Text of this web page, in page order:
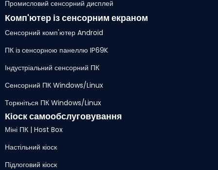
Промисловий сенсорний дисплей
Комп'ютер із сенсорним екраном
Сенсорний комп'ютер Android
ПК із сенсорною панеллю IP69K
Індустріальний сенсорний ПК
Сенсорний ПК Windows/Linux
Торкніться ПК Windows/Linux
Кіоск самообслуговування
Міні ПК | Host Box
Настільний кіоск
Підлоговий кіоск